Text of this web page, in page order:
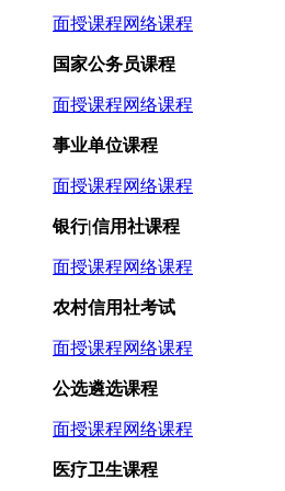
面授课程网络课程
国家公务员课程
面授课程网络课程
事业单位课程
面授课程网络课程
银行|信用社课程
面授课程网络课程
农村信用社考试
面授课程网络课程
公选遴选课程
面授课程网络课程
医疗卫生课程